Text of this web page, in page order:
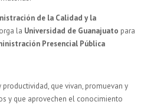
de la Calidad y la
la Universidad de Guanajuato para
Presencial Pública
que vivan, promuevan y
y que aprovechen el conocimiento